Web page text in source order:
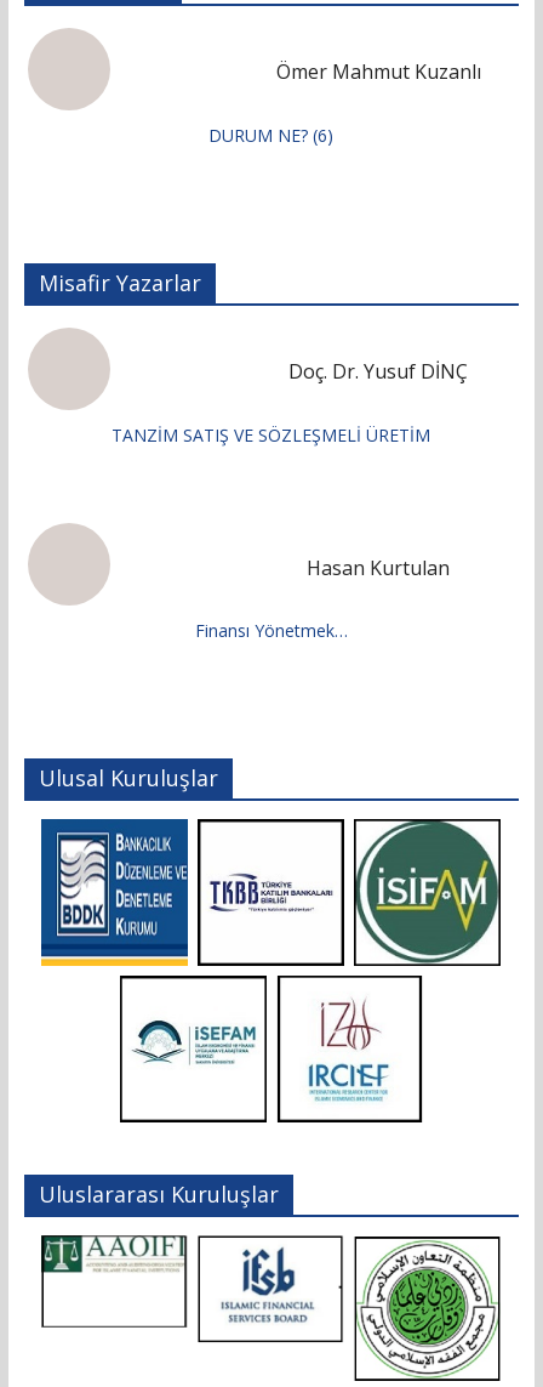
Ömer Mahmut Kuzanlı
DURUM NE? (6)
Misafir Yazarlar
Doç. Dr. Yusuf DİNÇ
TANZİM SATIŞ VE SÖZLEŞMELİ ÜRETİM
Hasan Kurtulan
Finansı Yönetmek…
Ulusal Kuruluşlar
Uluslararası Kuruluşlar